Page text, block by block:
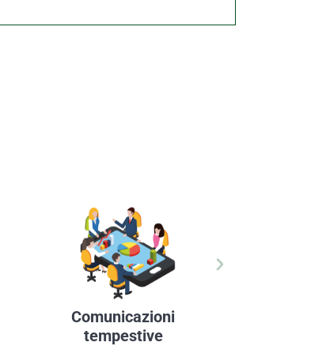
Comunicazioni
tempestive